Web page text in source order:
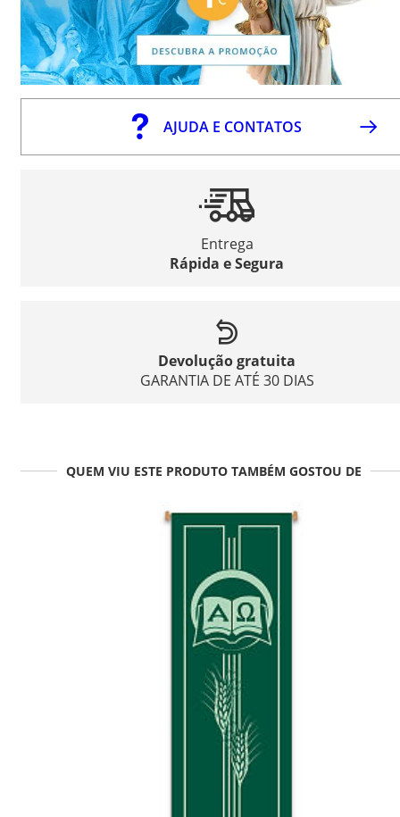
AJUDA E CONTATOS
Entrega
Rápida e Segura
Devolução gratuita
GARANTIA DE ATÉ 30 DIAS
QUEM VIU ESTE PRODUTO TAMBÉM GOSTOU DE